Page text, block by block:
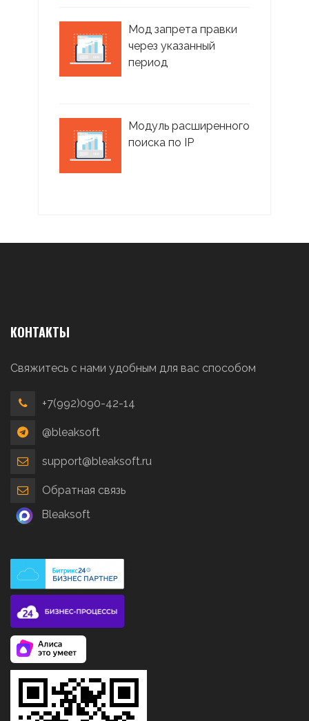
Мод запрета правки
через указанный
период
Модуль расширенного
поиска по IP
КОНТАКТЫ
Свяжитесь с нами удобным для вас способом
+7(992)090-42-14
@bleaksoft
support@bleaksoft.ru
Обратная связь
Bleaksoft